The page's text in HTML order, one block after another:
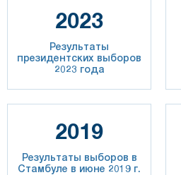
2023
Результаты
президентских выборов
2023 года
2019
Результаты выборов в
Стамбуле в июне 2019 г.